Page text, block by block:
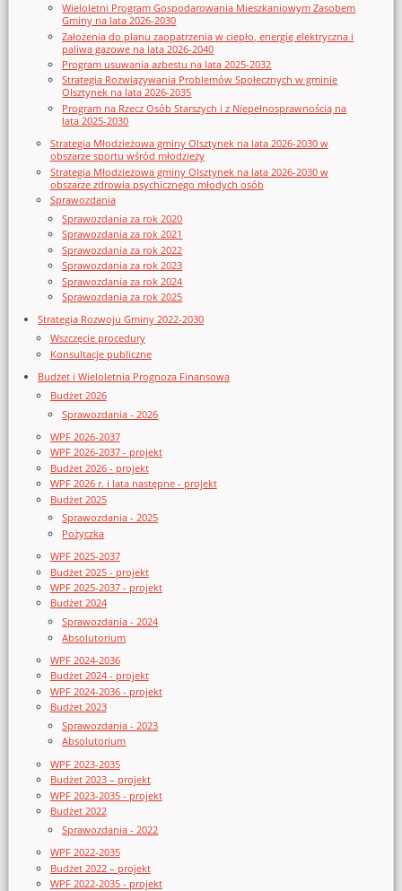
Wieloletni Program Gospodarowania Mieszkaniowym Zasobem
Gminy na lata 2026-2030
Założenia do planu zaopatrzenia w ciepło, energię elektryczna i
paliwa gazowe na lata 2026-2040
Program usuwania azbestu na lata 2025-2032
Strategia Rozwiązywania Problemów Społecznych w gminie
Olsztynek na lata 2026-2035
Program na Rzecz Osób Starszych i z Niepełnosprawnością na
lata 2025-2030
Strategia Młodzieżowa gminy Olsztynek na lata 2026-2030 w
obszarze sportu wśród młodzieży
Strategia Młodzieżowa gminy Olsztynek na lata 2026-2030 w
obszarze zdrowia psychicznego młodych osób
Sprawozdania
Sprawozdania za rok 2020
Sprawozdania za rok 2021
Sprawozdania za rok 2022
Sprawozdania za rok 2023
Sprawozdania za rok 2024
Sprawozdania za rok 2025
Strategia Rozwoju Gminy 2022-2030
Wszczęcie procedury
Konsultacje publiczne
Budżet i Wieloletnia Prognoza Finansowa
Budżet 2026
Sprawozdania - 2026
WPF 2026-2037
WPF 2026-2037 - projekt
Budżet 2026 - projekt
WPF 2026 r. i lata następne - projekt
Budżet 2025
Sprawozdania - 2025
Pożyczka
WPF 2025-2037
Budżet 2025 - projekt
WPF 2025-2037 - projekt
Budżet 2024
Sprawozdania - 2024
Absolutorium
WPF 2024-2036
Budżet 2024 - projekt
WPF 2024-2036 - projekt
Budżet 2023
Sprawozdania - 2023
Absolutorium
WPF 2023-2035
Budżet 2023 – projekt
WPF 2023-2035 - projekt
Budżet 2022
Sprawozdania - 2022
WPF 2022-2035
Budżet 2022 – projekt
WPF 2022-2035 - projekt